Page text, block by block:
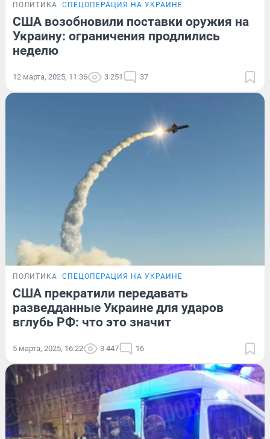
ПОЛИТИКА СПЕЦОПЕРАЦИЯ НА УКРАИНЕ
США возобновили поставки оружия на
Украину: ограничения продлились
неделю
12 марта, 2025, 11:36 3 251 37
ПОЛИТИКА СПЕЦОПЕРАЦИЯ НА УКРАИНЕ
США прекратили передавать
разведданные Украине для ударов
вглубь РФ: что это значит
5 марта, 2025, 16:22 3 447 16